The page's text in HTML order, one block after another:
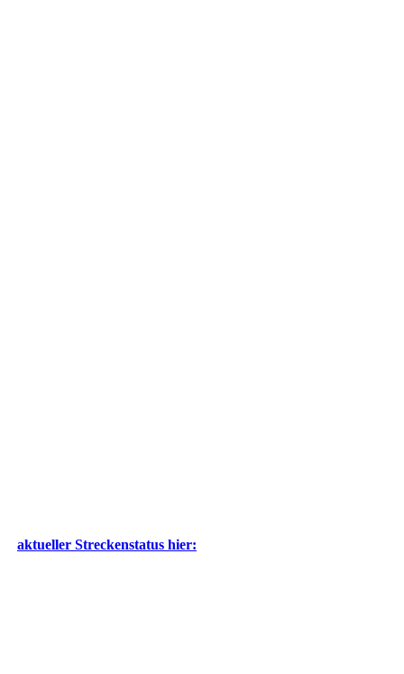
aktueller Streckenstatus hier: